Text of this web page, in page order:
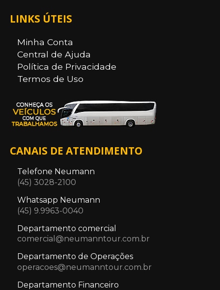
LINKS ÚTEIS
Minha Conta
Central de Ajuda
Política de Privacidade
Termos de Uso
CANAIS DE ATENDIMENTO
Telefone Neumann
(45) 3028-2100
Whatsapp Neumann
(45) 9.9963-0040
Departamento comercial
comercial@neumanntour.com.br
Departamento de Operações
operacoes@neumanntour.com.br
Departamento Financeiro